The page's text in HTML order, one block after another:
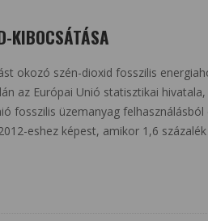
KIBOCSÁTÁSA
okozó szén-dioxid fosszilis
az Európai Unió statisztikai
fosszilis üzemanyag felhasználásból
eshez képest, amikor 1,6